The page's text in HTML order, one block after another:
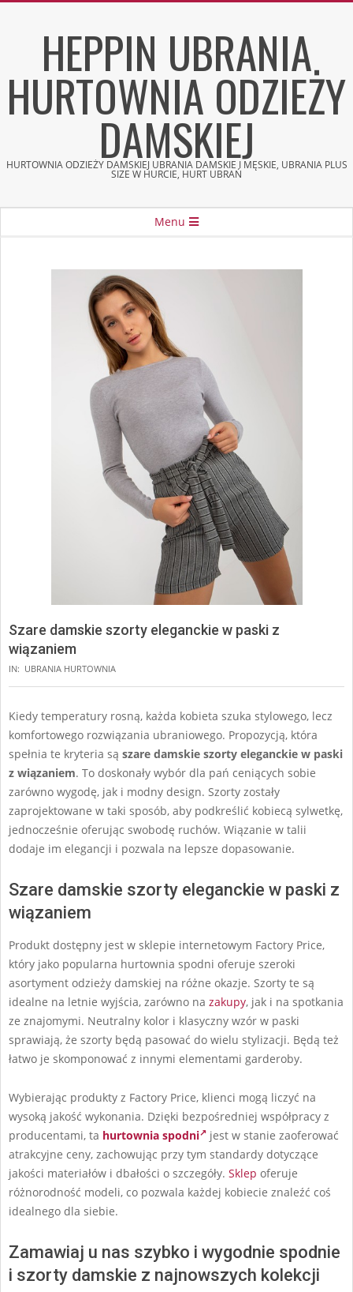
HEPPIN UBRANIA
HURTOWNIA ODZIEŻY
DAMSKIEJ
HURTOWNIA ODZIEŻY DAMSKIEJ UBRANIA DAMSKIE I MĘSKIE, UBRANIA PLUS
SIZE W HURCIE, HURT UBRAŃ
Menu
Szare damskie szorty eleganckie w paski z
wiązaniem
IN: UBRANIA HURTOWNIA
Kiedy temperatury rosną, każda kobieta szuka stylowego, lecz
komfortowego rozwiązania ubraniowego. Propozycją, która
spełnia te kryteria są szare damskie szorty eleganckie w paski
z wiązaniem. To doskonały wybór dla pań ceniących sobie
zarówno wygodę, jak i modny design. Szorty zostały
zaprojektowane w taki sposób, aby podkreślić kobiecą sylwetkę,
jednocześnie oferując swobodę ruchów. Wiązanie w talii
dodaje im elegancji i pozwala na lepsze dopasowanie.
Szare damskie szorty eleganckie w paski z
wiązaniem
Produkt dostępny jest w sklepie internetowym Factory Price,
który jako popularna hurtownia spodni oferuje szeroki
asortyment odzieży damskiej na różne okazje. Szorty te są
idealne na letnie wyjścia, zarówno na zakupy, jak i na spotkania
ze znajomymi. Neutralny kolor i klasyczny wzór w paski
sprawiają, że szorty będą pasować do wielu stylizacji. Będą też
łatwo je skomponować z innymi elementami garderoby.
Wybierając produkty z Factory Price, klienci mogą liczyć na
wysoką jakość wykonania. Dzięki bezpośredniej współpracy z
producentami, ta hurtownia spodni
jest w stanie zaoferować
atrakcyjne ceny, zachowując przy tym standardy dotyczące
jakości materiałów i dbałości o szczegóły. Sklep oferuje
różnorodność modeli, co pozwala każdej kobiecie znaleźć coś
idealnego dla siebie.
Zamawiaj u nas szybko i wygodnie spodnie
i szorty damskie z najnowszych kolekcji